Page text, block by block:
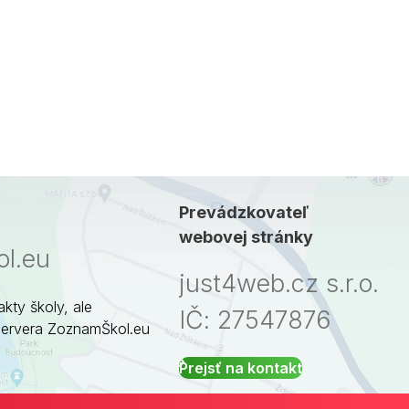
školy, ale
ZoznamŠkol.eu
Prevádzkovateľ
webovej stránky
just4web.cz s.r.o.
IČ: 27547876
Prejsť na kontakt